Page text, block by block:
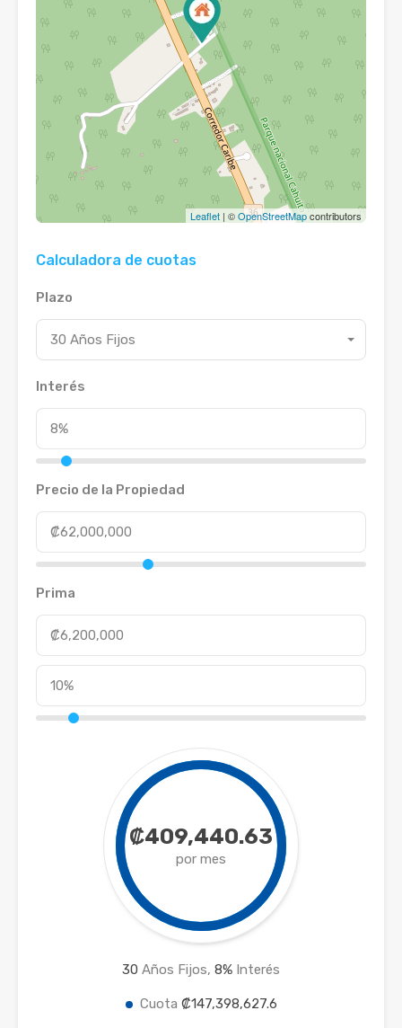
Leaflet | ©OpenStreetMapcontributors
Calculadora de cuotas
Plazo
30 Años Fijos
Interés
Precio de la Propiedad
Prima
₡409,440.63
por mes
30 Años Fijos, 8% Interés
Cuota ₡147,398,627.6